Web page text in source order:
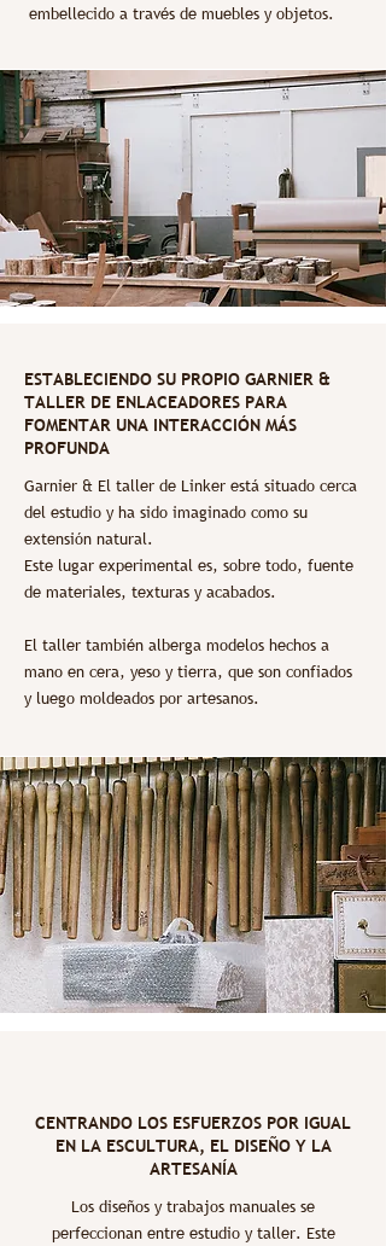
embellecido a través de muebles y objetos.
ESTABLECIENDO SU PROPIO GARNIER &
TALLER DE ENLACEADORES PARA
FOMENTAR UNA INTERACCIÓN MÁS
PROFUNDA
Garnier & El taller de Linker está situado cerca
del estudio y ha sido imaginado como su
extensión natural.
Este lugar experimental es, sobre todo, fuente
de materiales, texturas y acabados.
El taller también alberga modelos hechos a
mano en cera, yeso y tierra, que son confiados
y luego moldeados por artesanos.
CENTRANDO LOS ESFUERZOS POR IGUAL
EN LA ESCULTURA, EL DISEÑO Y LA
ARTESANÍA
Los diseños y trabajos manuales se
perfeccionan entre estudio y taller. Este